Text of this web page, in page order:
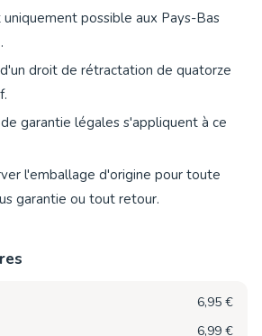
uniquement possible aux Pays-Bas
droit de rétractation de quatorze
garantie légales s'appliquent à ce
l'emballage d'origine pour toute
garantie ou tout retour.
6,95 €
6,99 €